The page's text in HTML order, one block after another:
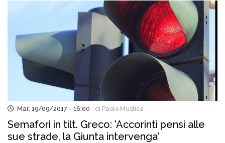
Mar, 19/09/2017 - 16:00 di Paolo Mustica
Semafori in tilt. Greco: 'Accorinti pensi alle
sue strade, la Giunta intervenga'